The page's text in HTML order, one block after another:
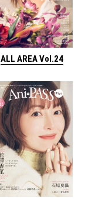
ALL AREA Vol.24